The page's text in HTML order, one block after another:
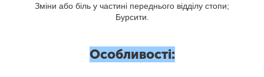
Зміни або біль у частині переднього відділу стопи;
Бурсити.
Особливості: